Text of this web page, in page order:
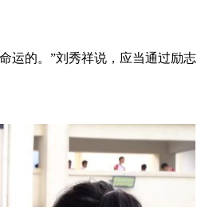
运的。”刘秀祥说，应当通过励志